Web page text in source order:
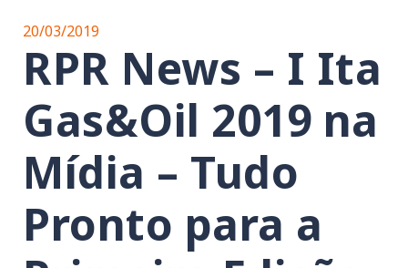
20/03/2019
RPR News – I Ita
Gas&Oil 2019 na
Mídia – Tudo
Pronto para a